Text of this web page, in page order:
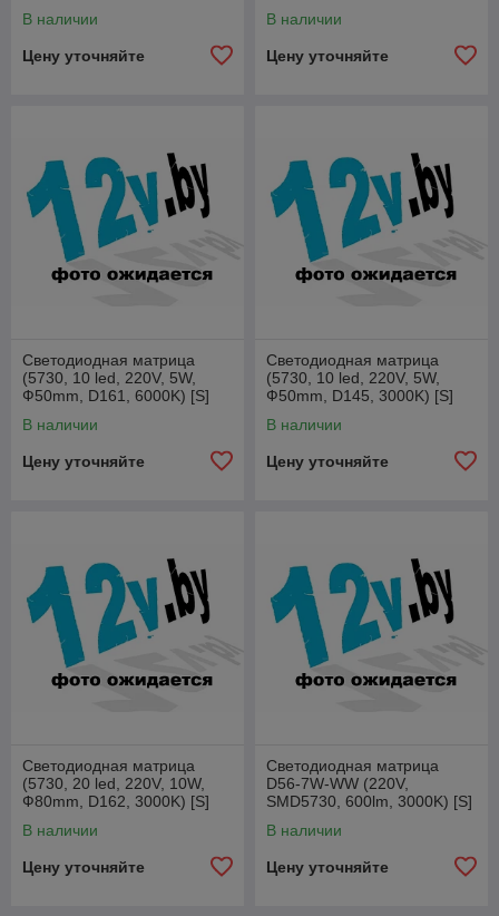
В наличии
Цену уточняйте
3000K) [S]
В наличии
Цену уточняйте
Светодиодная матрица
(5730, 10 led, 220V, 5W,
Ф50mm, D161, 6000K) [S]
В наличии
Цену уточняйте
Светодиодная матрица
(5730, 10 led, 220V, 5W,
Ф50mm, D145, 3000K) [S]
В наличии
Цену уточняйте
Светодиодная матрица
(5730, 20 led, 220V, 10W,
Ф80mm, D162, 3000K) [S]
В наличии
Цену уточняйте
Светодиодная матрица
D56-7W-WW (220V,
SMD5730, 600lm, 3000K) [S]
В наличии
Цену уточняйте